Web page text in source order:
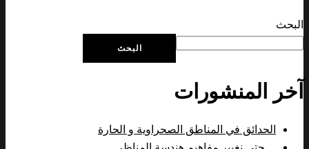
البحث
البحث
آخر المنشورات
الحدائق في المناطق الصحراوية و الحارة